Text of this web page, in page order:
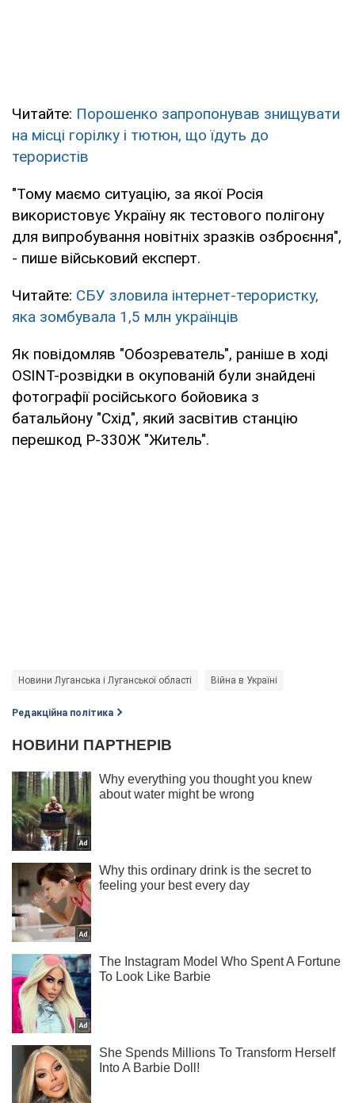
Читайте: Порошенко запропонував знищувати
на місці горілку і тютюн, що їдуть до
терористів
"Тому маємо ситуацію, за якої Росія
використовує Україну як тестового полігону
для випробування новітніх зразків озброєння",
- пише військовий експерт.
Читайте: СБУ зловила інтернет-терористку,
яка зомбувала 1,5 млн українців
Як повідомляв "Обозреватель", раніше в ході
OSINT-розвідки в окупованій були знайдені
фотографії російського бойовика з
батальйону "Схід", який засвітив станцію
перешкод Р-330Ж "Житель".
Новини Луганська і Луганської області Війна в Україні
Редакційна політика